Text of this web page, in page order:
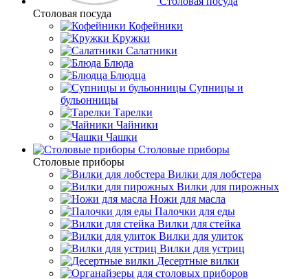
Столовая посуда
Кофейники
Кружки
Салатники
Блюда
Блюдца
Супницы и
бульонницы
Тарелки
Чайники
Чашки
Cтоловые приборы
Cтоловые приборы
Вилки для лобстера
Вилки для пирожных
Ножи для масла
Палочки для еды
Вилки для стейка
Вилки для улиток
Вилки для устриц
Десертные вилки